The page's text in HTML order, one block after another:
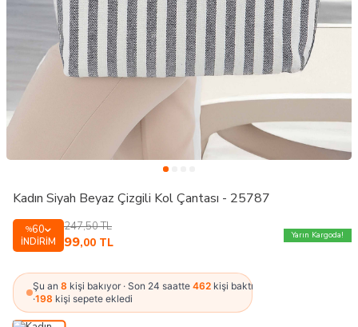
Kadın Siyah Beyaz Çizgili Kol Çantası - 25787
%60
İNDIRIM
247,50TL
99,00 TL
Yarın Kargoda!
Şu an 8 kişi bakıyor · Son 24 saatte 462 kişi baktı
·198 kişi sepete ekledi